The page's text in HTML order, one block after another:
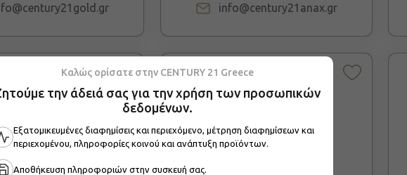
Καλώς ορίσατε στην CENTURY 21 Greece
την άδειά σας για την χρήση των προσωπικών
δεδομένων.
Εξατομικευμένες διαφημίσεις και περιεχόμενο, μέτρηση διαφημίσεων και
περιεχομένου, πληροφορίες κοινού και ανάπτυξη προϊόντων.
Αποθήκευση πληροφοριών στην συσκευή σας.
info@century21anax.gr
Παναγιώτης Βλαχοπούλου Χριστίνα